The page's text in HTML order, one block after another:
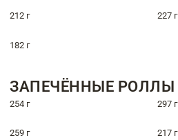
212 г 227 г
182 г
ЗАПЕЧЁННЫЕ РОЛЛЫ
254 г 297 г
259 г 217 г